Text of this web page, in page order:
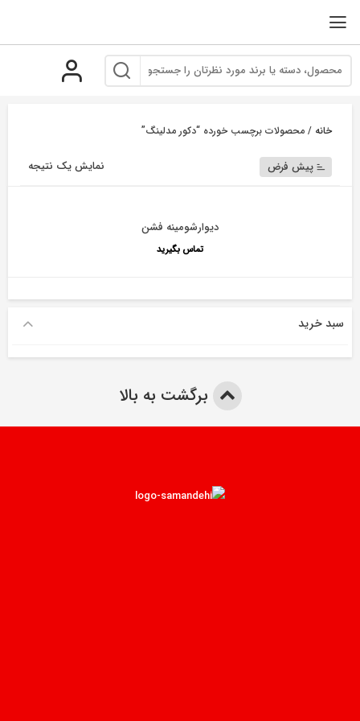
خانه / محصولات برچسب خورده “دکور مدلینگ”
نمایش یک نتیجه پیش فرض
دیوارشومینه فشن
تماس بگیرید
سبد خرید
برگشت به بالا